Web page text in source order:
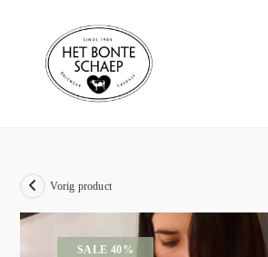
SALE 40%
Vorig product